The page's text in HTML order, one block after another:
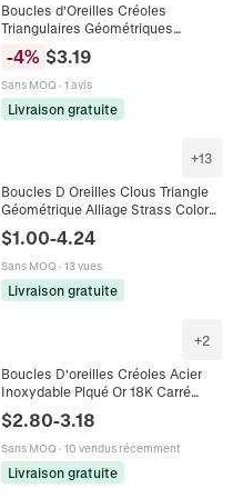
Boucles d'Oreilles Créoles
Triangulaires Géométriques
Classiques Laiton Plaqué Or 24K
Femmes Mode Urbaine Bijoux en
Métal
-4% $3.19
Sans MOQ · 1 avis
Livraison gratuite
+13
Boucles D Oreilles Clous Triangle
Géométrique Alliage Strass Coloré
Style Luxe Vintage Femmes Avec
Tige En Argent
$1.00-4.24
Sans MOQ · 13 vues
Livraison gratuite
+2
Boucles D'oreilles Créoles Acier
Inoxydable Plqué Or 18K Carré
Femmes Bijoux
$2.80-3.18
Sans MOQ · 10 vendus récemment
Livraison gratuite